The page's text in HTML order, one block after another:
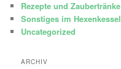
Rezepte und Zaubertränke
Sonstiges im Hexenkessel
Uncategorized
ARCHIV